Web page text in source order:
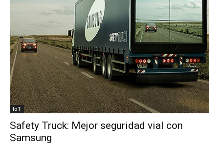
IoT
Safety Truck: Mejor seguridad vial con
Samsung